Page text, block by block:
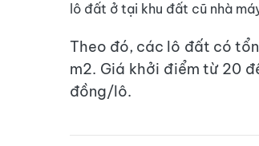
lô đất ở tại khu đất cũ nhà
Theo đó, các lô đất có
m2. Giá khởi điểm từ 20
đồng/lô.